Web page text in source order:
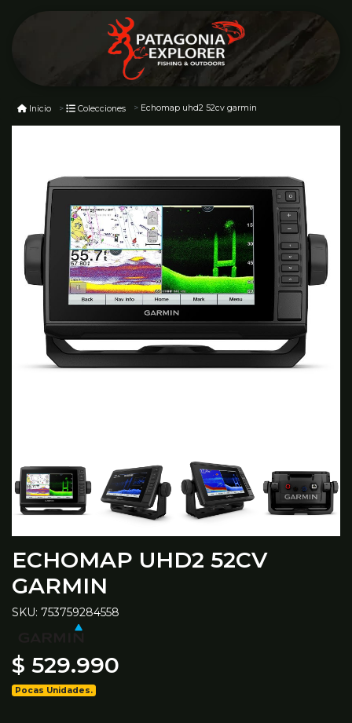
Inicio Colecciones Echomap uhd2 52cv garmin
ECHOMAP UHD2 52CV
GARMIN
SKU: 753759284558
$ 529.990
Pocas Unidades.